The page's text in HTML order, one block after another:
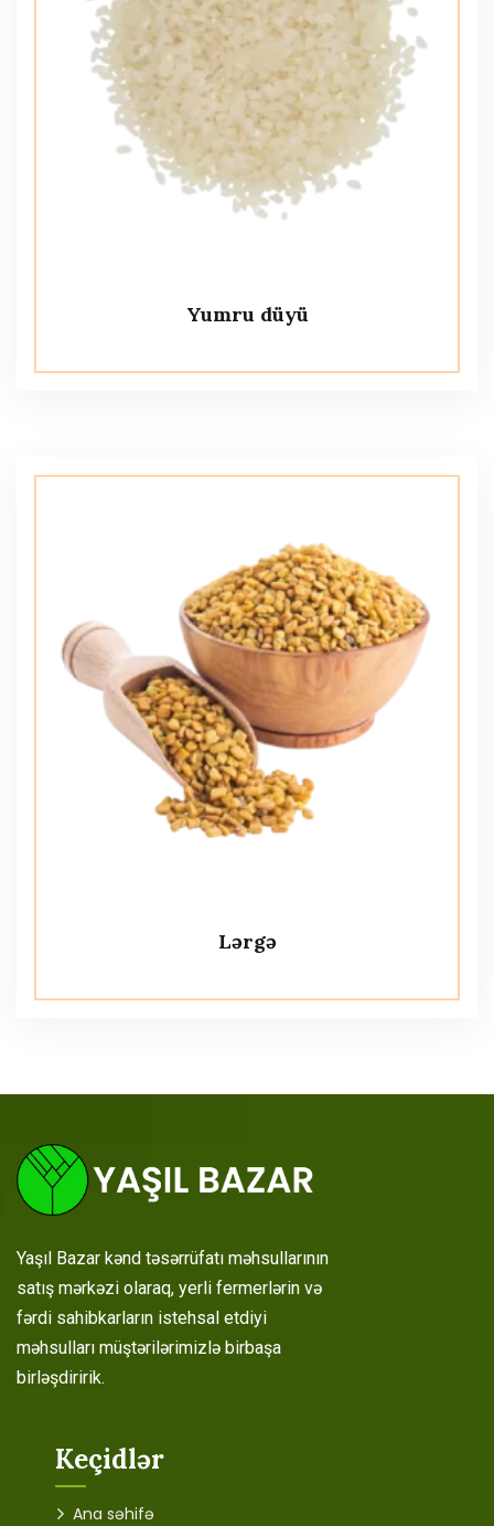
Yumru düyü
Lərgə
Yaşıl Bazar kənd təsərrüfatı məhsullarının
satış mərkəzi olaraq, yerli fermerlərin və
fərdi sahibkarların istehsal etdiyi
məhsulları müştərilərimizlə birbaşa
birləşdiririk.
Keçidlər
Ana səhifə